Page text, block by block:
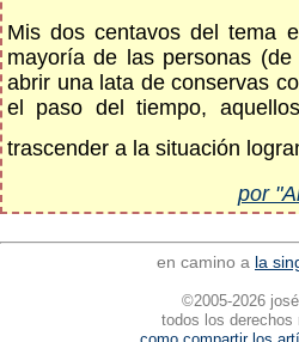
Mis dos centavos del tema
mayoría de las personas
abrir una lata de conservas
el paso del tiempo,
trascender a la situación
por
en camino a la
©2005-2026
todos los derechos